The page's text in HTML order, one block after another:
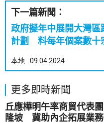
下一篇新聞：
政府擬年中展開大灣
計劃 料每年個案數十
本地 09.04.2024
更多即時新聞
丘應樺明午率商貿代表
隆坡 冀助內企拓展業務